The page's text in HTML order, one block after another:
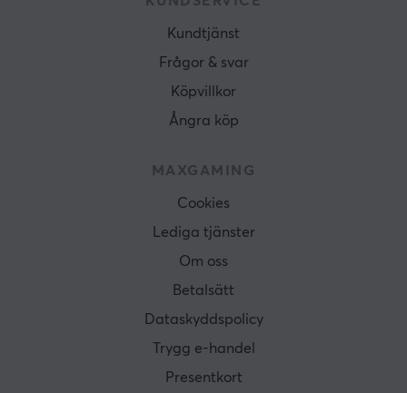
Kundtjänst
Frågor & svar
Köpvillkor
Ångra köp
MAXGAMING
Cookies
Lediga tjänster
Om oss
Betalsätt
Dataskyddspolicy
Trygg e-handel
Presentkort